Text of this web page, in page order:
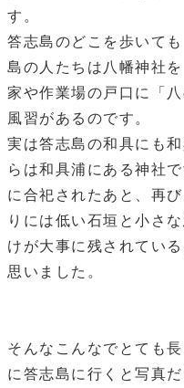
す。
答志島のどこを歩いて
島の人たちは八幡神社
家や作業場の戸口に「
風習があるのです。
実は答志島の和具にも
らは和具浦にある神社
に合祀されたあと、再
りには低い石垣と小さ
けが大事に残されてい
思いました。
そんなこんなでとても
に答志島に行くと写真